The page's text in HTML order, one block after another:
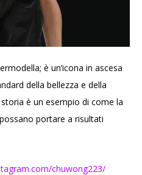
è un’icona in ascesa
della bellezza e della
è un esempio di come la
portare a risultati
chuwong223/